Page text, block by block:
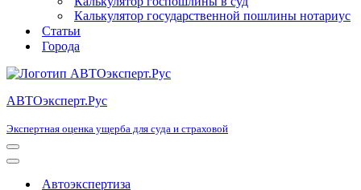
Калькулятор государственной пошлины нотариус
Статьи
Города
АВТОэксперт.Рус
Экспертная оценка ущерба для суда и страховой
Меню
навигации
Меню
навигацииАвтоэкспертиза